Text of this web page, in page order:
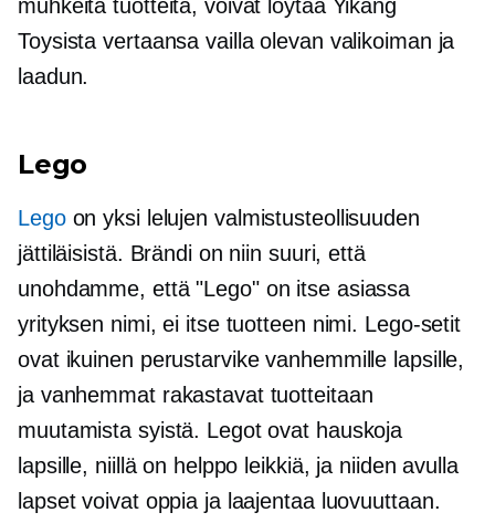
muhkeita tuotteita, voivat löytää Yikang
Toysista vertaansa vailla olevan valikoiman ja
laadun.
Lego
Legoon yksi lelujen valmistusteollisuuden
jättiläisistä. Brändi on niin suuri, että
unohdamme, että "Lego" on itse asiassa
yrityksen nimi, ei itse tuotteen nimi. Lego-setit
ovat ikuinen perustarvike vanhemmille lapsille,
ja vanhemmat rakastavat tuotteitaan
muutamista syistä. Legot ovat hauskoja
lapsille, niillä on helppo leikkiä, ja niiden avulla
lapset voivat oppia ja laajentaa luovuuttaan.